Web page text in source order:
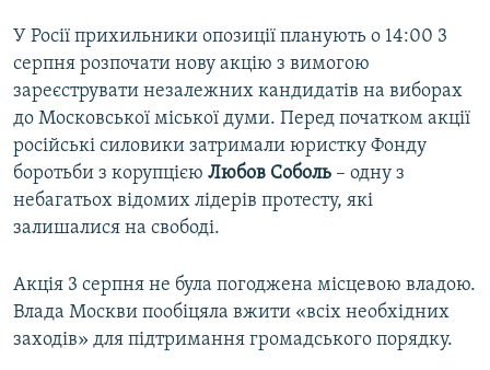
Усі сайти RFE/RL
У Росії прихильники опозиції планують о 14:00 3
серпня розпочати нову акцію з вимогою
зареєструвати незалежних кандидатів на виборах
до Московської міської думи. Перед початком акції
російські силовики затримали юристку Фонду
боротьби з корупцією Любов Соболь – одну з
небагатьох відомих лідерів протесту, які
залишалися на свободі.
Акція 3 серпня не була погоджена місцевою владою.
Влада Москви пообіцяла вжити «всіх необхідних
заходів» для підтримання громадського порядку.